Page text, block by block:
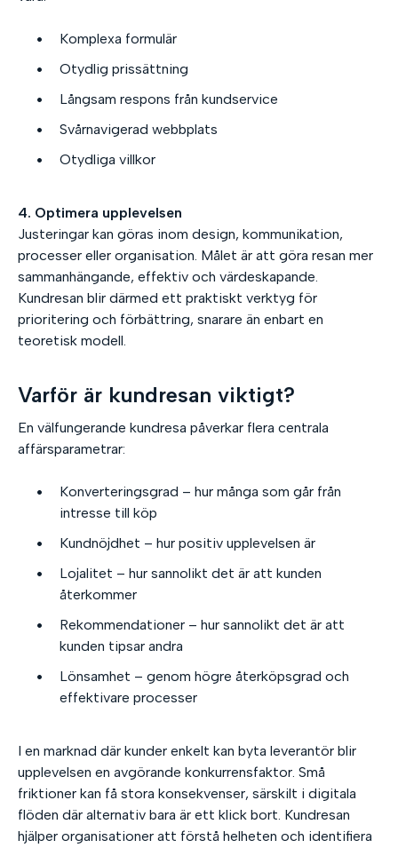
Komplexa formulär
Otydlig prissättning
Långsam respons från kundservice
Svårnavigerad webbplats
Otydliga villkor
4. Optimera upplevelsen
Justeringar kan göras inom design, kommunikation,
processer eller organisation. Målet är att göra resan mer
sammanhängande, effektiv och värdeskapande.
Kundresan blir därmed ett praktiskt verktyg för
prioritering och förbättring, snarare än enbart en
teoretisk modell.
Varför är kundresan viktigt?
En välfungerande kundresa påverkar flera centrala
affärsparametrar:
Konverteringsgrad – hur många som går från
intresse till köp
Kundnöjdhet – hur positiv upplevelsen är
Lojalitet – hur sannolikt det är att kunden
återkommer
Rekommendationer – hur sannolikt det är att
kunden tipsar andra
Lönsamhet – genom högre återköpsgrad och
effektivare processer
I en marknad där kunder enkelt kan byta leverantör blir
upplevelsen en avgörande konkurrensfaktor. Små
friktioner kan få stora konsekvenser, särskilt i digitala
flöden där alternativ bara är ett klick bort. Kundresan
hjälper organisationer att förstå helheten och identifiera